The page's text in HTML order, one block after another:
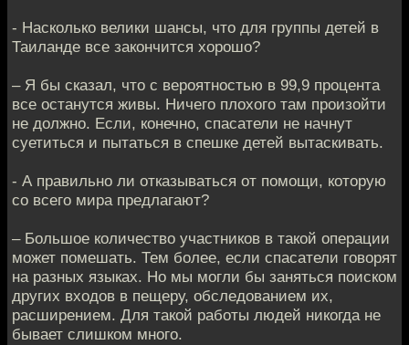
- Насколько велики шансы, что для группы детей в
Таиланде все закончится хорошо?
– Я бы сказал, что с вероятностью в 99,9 процента
все останутся живы. Ничего плохого там произойти
не должно. Если, конечно, спасатели не начнут
суетиться и пытаться в спешке детей вытаскивать.
- А правильно ли отказываться от помощи, которую
со всего мира предлагают?
– Большое количество участников в такой операции
может помешать. Тем более, если спасатели говорят
на разных языках. Но мы могли бы заняться поиском
других входов в пещеру, обследованием их,
расширением. Для такой работы людей никогда не
бывает слишком много.